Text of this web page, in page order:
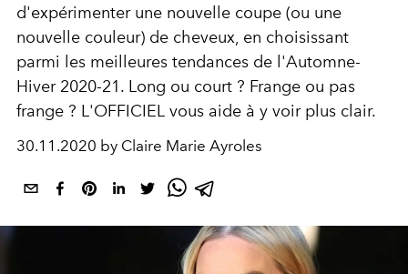
d'expérimenter une nouvelle coupe (ou une
nouvelle couleur) de cheveux, en choisissant
parmi les meilleures tendances de l'Automne-
Hiver 2020-21. Long ou court ? Frange ou pas
frange ? L'OFFICIEL vous aide à y voir plus clair.
30.11.2020 by Claire Marie Ayroles